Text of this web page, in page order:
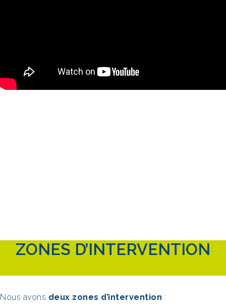
ZONES D’INTERVENTION
Nous avons deux zones d’intervention :